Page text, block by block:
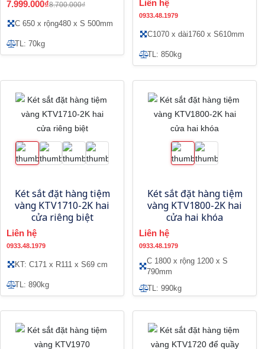
7.999.000₫8.700.000₫
C 650 x rộng480 x S 500mm
TL: 70kg
Liên hệ
0933.48.1979
C1070 x dài1760 x S610mm
TL: 850kg
Két sắt đặt hàng tiệm
vàng KTV1710-2K hai
cửa riêng biệt
Liên hệ
0933.48.1979
KT: C171 x R111 x S69 cm
TL: 890kg
Két sắt đặt hàng tiệm
vàng KTV1800-2K hai
cửa hai khóa
Liên hệ
0933.48.1979
C 1800 x rộng 1200 x S
790mm
TL: 990kg